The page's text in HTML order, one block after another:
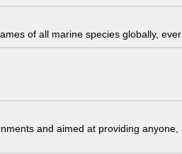
of all marine species globally,
and aimed at providing